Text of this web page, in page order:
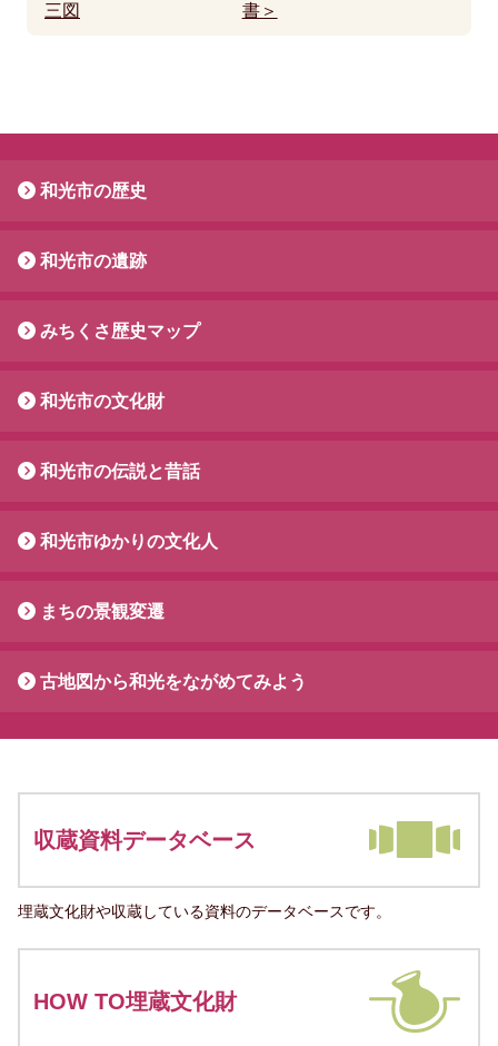
三図
書＞
和光市の歴史
和光市の遺跡
みちくさ歴史マップ
和光市の文化財
和光市の伝説と昔話
和光市ゆかりの文化人
まちの景観変遷
古地図から和光をながめてみよう
収蔵資料データベース
埋蔵文化財や収蔵している資料のデータベースです。
HOW TO埋蔵文化財